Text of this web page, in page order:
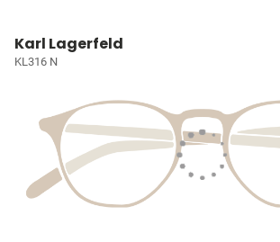
Karl Lagerfeld
KL316 N